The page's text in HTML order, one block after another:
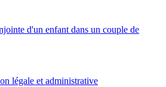
d'un enfant dans un couple de
légale et administrative